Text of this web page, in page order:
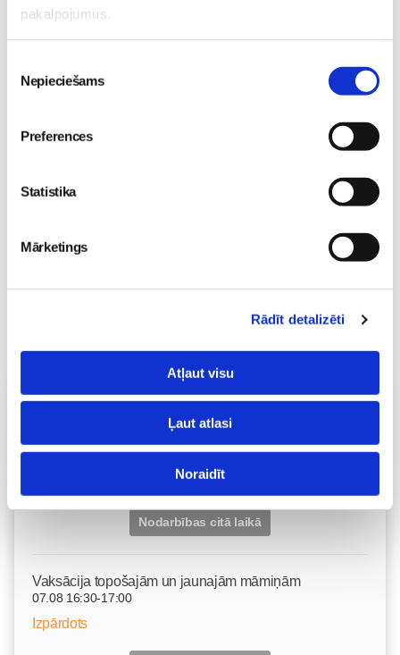
pakalpojumus.
izvēle
Nepieciešams
Preferences
Statistika
Mārketings
Rādīt detalizēti
Atļaut visu
Ļaut atlasi
Noraidīt
septembrī!
Vecāku skola
Topošo un jauno māmiņu lutināšanas programma ar
07.08 15:15-17:00
Nodarbības citā laikā
Vaksācija topošajām un jaunajām māmiņām
07.08 16:30-17:00
Izpārdots